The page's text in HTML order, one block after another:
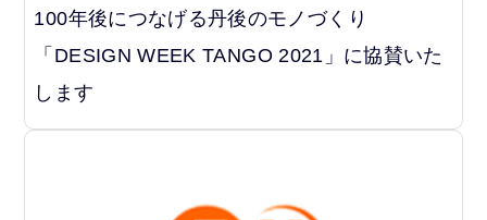
100年後につなげる丹後のモノづくり
「DESIGN WEEK TANGO 2021」に協賛いた
します